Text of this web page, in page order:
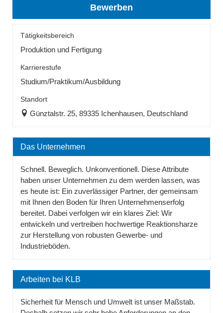
Bewerben
Tätigkeitsbereich
Produktion und Fertigung
Karrierestufe
Studium/Praktikum/Ausbildung
Standort
Günztalstr. 25, 89335 Ichenhausen, Deutschland
Das Unternehmen
Schnell. Beweglich. Unkonventionell. Diese Attribute
haben unser Unternehmen zu dem werden lassen, was
es heute ist: Ein zuverlässiger Partner, der gemeinsam
mit Ihnen den Boden für Ihren Unternehmenserfolg
bereitet. Dabei verfolgen wir ein klares Ziel: Wir
entwickeln und vertreiben hochwertige Reaktionsharze
zur Herstellung von robusten Gewerbe- und
Industrieböden.
Arbeiten bei KLB
Sicherheit für Mensch und Umwelt ist unser Maßstab.